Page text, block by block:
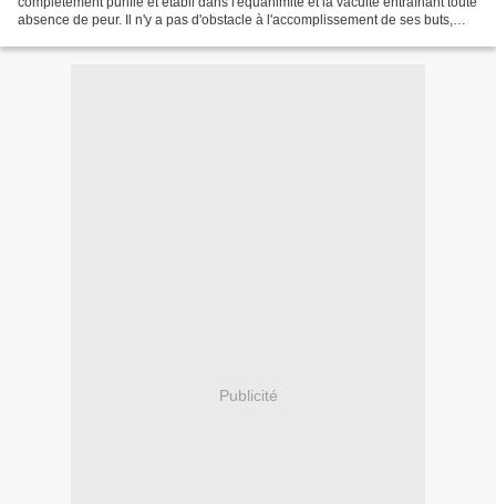
absence de peur. Il n'y a pas d'obstacle à l'accomplissement de ses buts,
Publicité